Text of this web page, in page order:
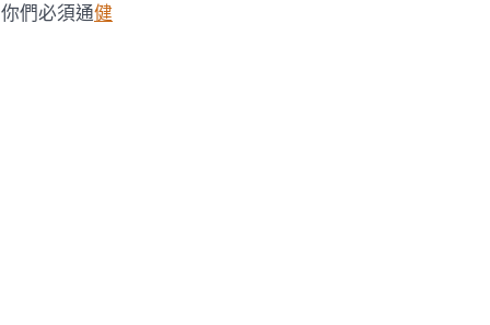
們必須通健